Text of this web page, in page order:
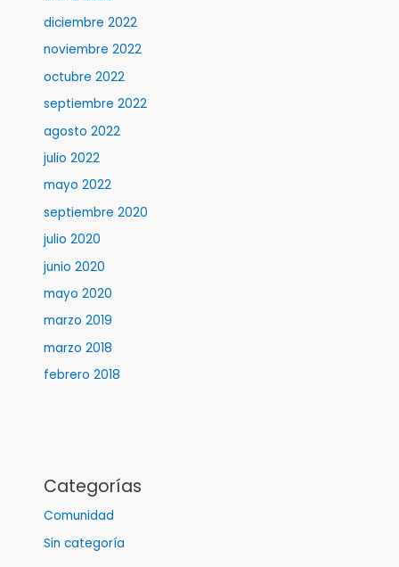
diciembre 2022
noviembre 2022
octubre 2022
septiembre 2022
agosto 2022
julio 2022
mayo 2022
septiembre 2020
julio 2020
junio 2020
mayo 2020
marzo 2019
marzo 2018
febrero 2018
Categorías
Comunidad
Sin categoría